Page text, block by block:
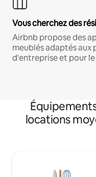
Vous cherchez des
Airbnb propose des
meublés adaptés aux
d'entreprise et pour
locations